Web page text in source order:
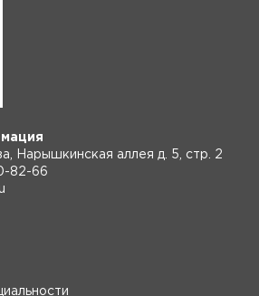
Нарышкинская аллея д. 5, стр. 2
82-66